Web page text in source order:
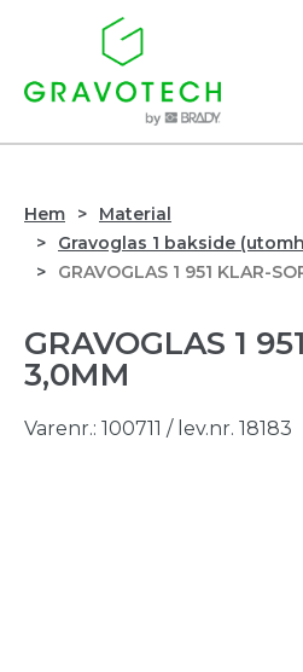
Hem
Material
Gravoglas 1 bakside
GRAVOGLAS 1 951 KLAR-
GRAVOGLAS 1
3,0MM
Varenr.: 100711 / lev.nr. 18183